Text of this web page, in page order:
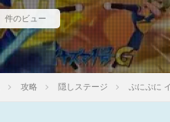
件のビュー
攻略 隠しステージ ぷにぷに